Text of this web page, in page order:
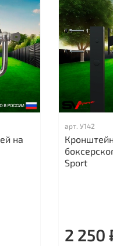
на
арт.У142
Sport
2 250